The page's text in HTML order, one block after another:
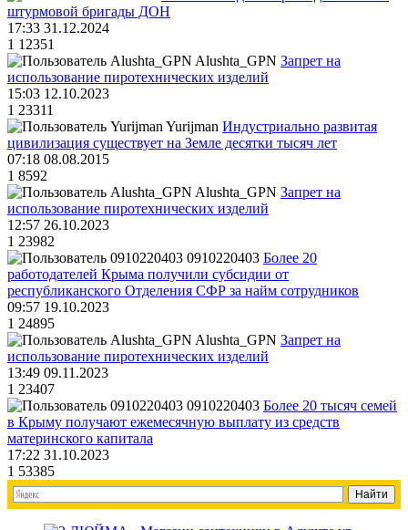
штурмовой бригады ДОН
17:33 31.12.2024
1 12351
Alushta_GPN Запрет на
использование пиротехнических изделий
15:03 12.10.2023
1 23311
Yurijman Индустриально развитая
цивилизация существует на Земле десятки тысяч лет
07:18 08.08.2015
1 8592
Alushta_GPN Запрет на
использование пиротехнических изделий
12:57 26.10.2023
1 23982
0910220403 Более 20
работодателей Крыма получили субсидии от
республиканского Отделения СФР за найм сотрудников
09:57 19.10.2023
1 24895
Alushta_GPN Запрет на
использование пиротехнических изделий
13:49 09.11.2023
1 23407
0910220403 Более 20 тысяч семей
в Крыму получают ежемесячную выплату из средств
материнского капитала
17:22 31.10.2023
1 53385